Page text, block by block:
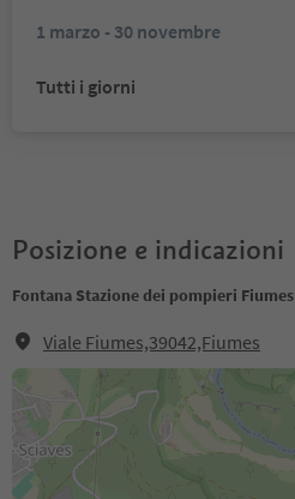
1 marzo - 30 novembre
Tutti i giorni
Posizione e indicazioni
Fontana Stazione dei pompieri Fiumes
Viale Fiumes,39042,Fiumes